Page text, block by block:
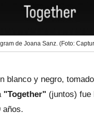
de Joana Sanz. (Foto:
blanco y negro,
"Together" (juntos) fue
años.